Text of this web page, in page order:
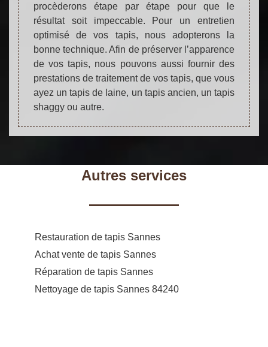
procèderons étape par étape pour que le
résultat soit impeccable. Pour un entretien
optimisé de vos tapis, nous adopterons la
bonne technique. Afin de préserver l’apparence
de vos tapis, nous pouvons aussi fournir des
prestations de traitement de vos tapis, que vous
ayez un tapis de laine, un tapis ancien, un tapis
shaggy ou autre.
Autres services
Restauration de tapis Sannes
Achat vente de tapis Sannes
Réparation de tapis Sannes
Nettoyage de tapis Sannes 84240